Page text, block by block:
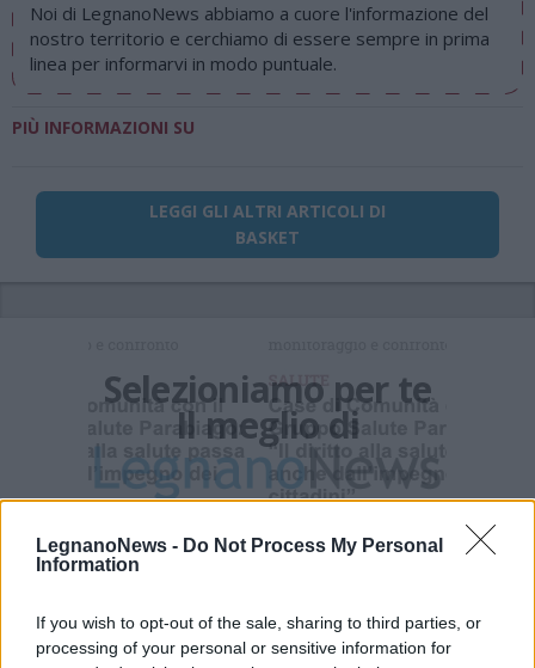
LegnanoNews - Do Not Process My Personal
Information
If you wish to opt-out of the sale, sharing to third parties, or
processing of your personal or sensitive information for
Noi di LegnanoNews abbiamo a cuore l'informazione del
nostro territorio e cerchiamo di essere sempre in prima
linea per informarvi in modo puntuale.
PIÙ INFORMAZIONI SU
LEGGI GLI ALTRI ARTICOLI DI
BASKET
Selezioniamo per te
Il meglio di